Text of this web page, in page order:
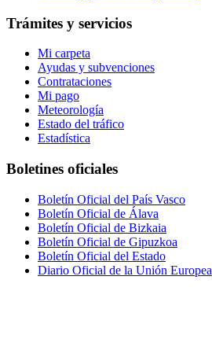
Trámites y servicios
Mi carpeta
Ayudas y subvenciones
Contrataciones
Mi pago
Meteorología
Estado del tráfico
Estadística
Boletines oficiales
Boletín Oficial del País Vasco
Boletín Oficial de Álava
Boletín Oficial de Bizkaia
Boletín Oficial de Gipuzkoa
Boletín Oficial del Estado
Diario Oficial de la Unión Europea